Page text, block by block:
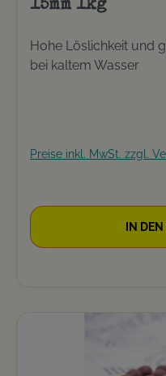
15mm 1kg
Hohe Löslichkeit und
bei kaltem Wasser
Preise inkl. MwSt. zzgl.
IN DEN